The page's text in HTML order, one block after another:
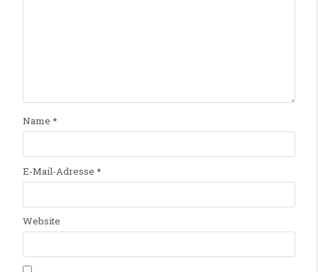
Name *
E-Mail-Adresse *
Website